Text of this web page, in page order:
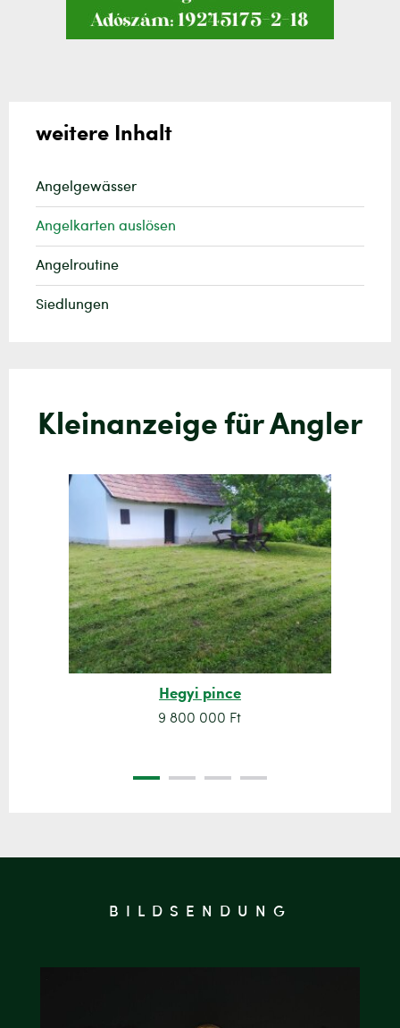
weitere Inhalt
Angelgewässer
Angelkarten auslösen
Angelroutine
Siedlungen
Kleinanzeige für Angler
Hegyi pince
9 800 000 Ft
BILDSENDUNG